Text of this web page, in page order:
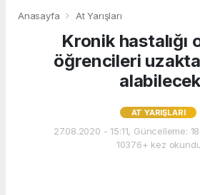
Anasayfa At Yarışları
Kronik hastalığı
öğrencileri
alabilecek
AT YARIŞLARI
27.08.2020 - 15:11, Güncelleme:
10376+ kez